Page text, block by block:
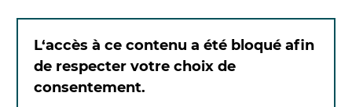
L‘accès à ce contenu a été bloqué afin
de respecter votre choix de
consentement.